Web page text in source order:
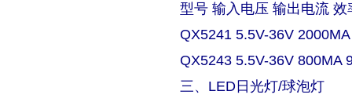
型号 输入电压 输出电流 效
QX5241 5.5V-36V
QX5243 5.5V-36V 800MA
三、LED日光灯/球泡灯